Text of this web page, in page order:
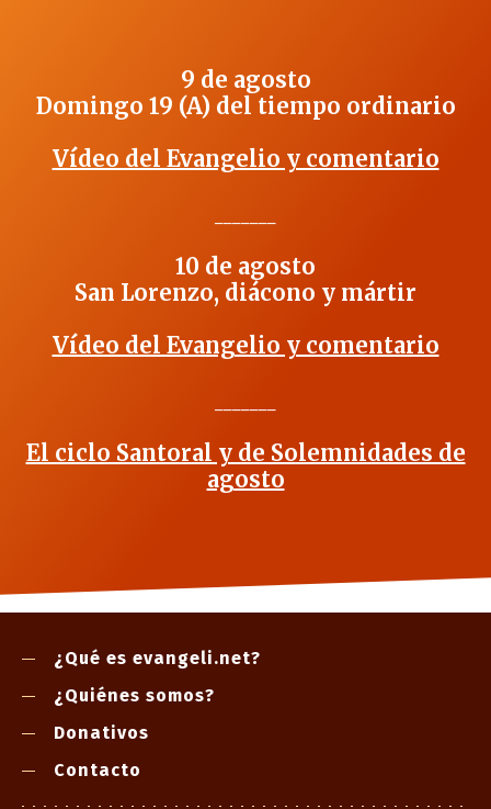
9 de agosto
Domingo 19 (A) del tiempo ordinario
Vídeo del Evangelio y comentario
10 de agosto
San Lorenzo, diácono y mártir
Vídeo del Evangelio y comentario
El ciclo Santoral y de Solemnidades de
agosto
¿Qué es evangeli.net?
¿Quiénes somos?
Donativos
Contacto